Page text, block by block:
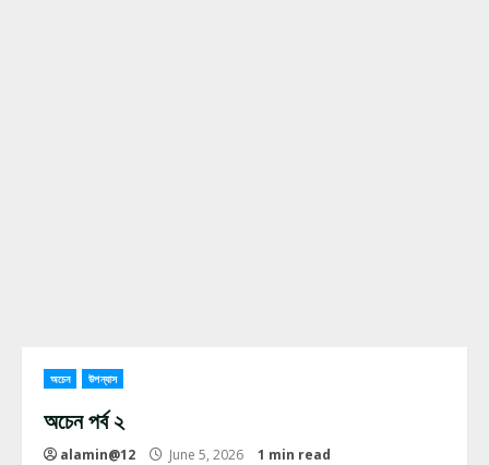
অচেন উপন্যাস
অচেন পর্ব ২
alamin@12 June 5, 2026 1 min read